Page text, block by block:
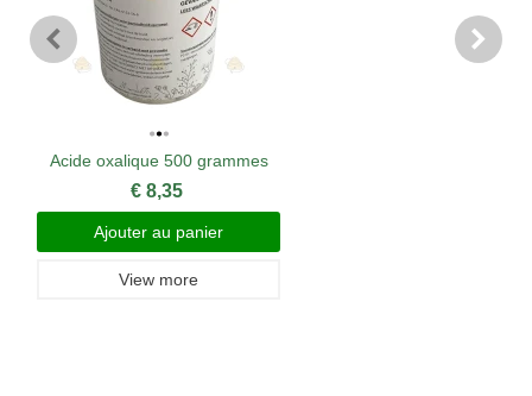
Acide oxalique 500 grammes
€ 8,35
Ajouter au panier
View more